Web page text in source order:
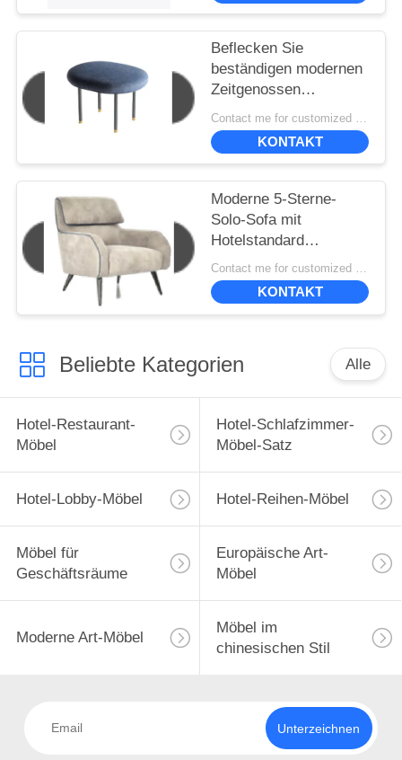
Beflecken Sie
beständigen modernen
Zeitgenossen
gepolstert, Stühle
speisend 50*40*45cm
Contact me for customized MOQ:10
KONTAKT
Moderne 5-Sterne-
Solo-Sofa mit
Hotelstandard
830*870*980
Contact me for customized MOQ:10
KONTAKT
Beliebte Kategorien Alle
Hotel-Restaurant-
Möbel
Hotel-Schlafzimmer-
Möbel-Satz
Hotel-Lobby-Möbel Hotel-Reihen-Möbel
Möbel für
Geschäftsräume
Europäische Art-
Möbel
Moderne Art-Möbel
Möbel im
chinesischen Stil
Unterzeichnen